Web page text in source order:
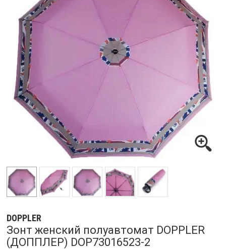
DOPPLER
Зонт женский полуавтомат DOPPLER
(ДОППЛЕР) DOP73016523-2